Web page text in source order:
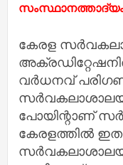
സംസ്ഥാനത്താദ്യം,
കേരള
വര്‍ധനവ്
പോയിന്റാണ്
കേരളത്തില്‍